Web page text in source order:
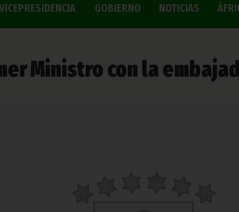
VICEPRESIDENCIA GOBIERNO NOTICIAS
Ministro con la